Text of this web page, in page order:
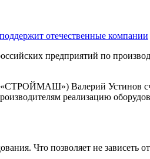
отечественные компании
предприятий по
Валерий Устинов
реализацию
Что позволяет не зависеть